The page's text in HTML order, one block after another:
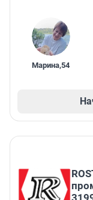
Марина,54